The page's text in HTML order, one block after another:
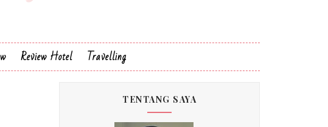
Review Hotel Travelling
TENTANG SAYA